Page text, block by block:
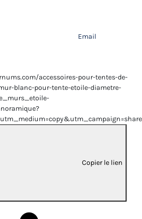
Email
accessoires-pour-tentes-de-
blanc-pour-tente-etoile-diametre-
Copier le lien